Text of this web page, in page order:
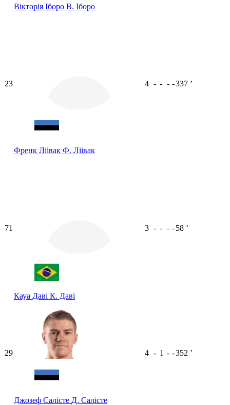
Вікторія Іборо В. Іборо
23
Френк Ліівак Ф. Ліівак
4 - - - -337 ʼ
71
Кауа Даві К. Даві
3 - - - -58 ʼ
29
Джозеф Салісте Д. Салісте
4 - 1 - -352 ʼ